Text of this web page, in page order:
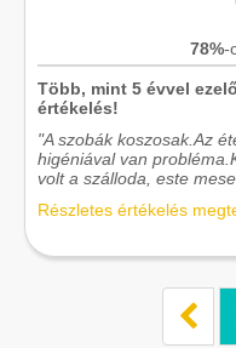
78%-
Több, mint 5 évvel
értékelés!
"A szobák koszosak.Az
higéniával van
volt a szálloda, este
Részletes értékelés